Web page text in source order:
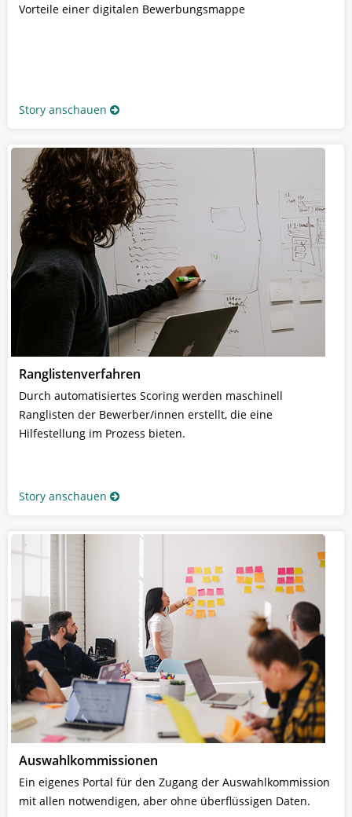
Vorteile einer digitalen Bewerbungsmappe
Story anschauen
Ranglistenverfahren
Durch automatisiertes Scoring werden maschinell
Ranglisten der Bewerber/innen erstellt, die eine
Hilfestellung im Prozess bieten.
Story anschauen
Auswahlkommissionen
Ein eigenes Portal für den Zugang der Auswahlkommission
mit allen notwendigen, aber ohne überflüssigen Daten.